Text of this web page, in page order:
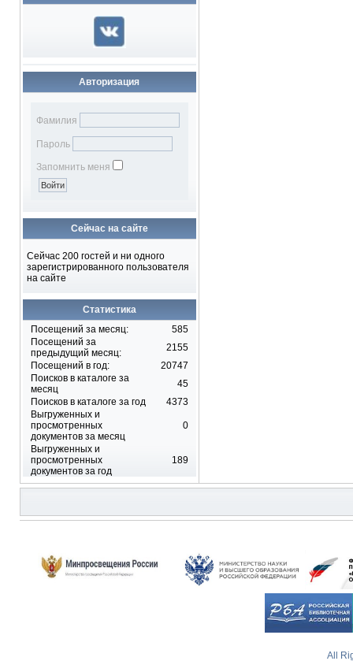
Авторизация
Фамилия
Пароль
Запомнить меня
Сейчас на сайте
Сейчас 200 гостей и ни одного
зарегистрированного пользователя
на сайте
Статистика
Посещений за месяц:
585
Посещений за
предыдущий месяц:
2155
Посещений в год:
20747
Поисков в каталоге за
месяц
45
Поисков в каталоге за год
4373
Выгруженных и
просмотренных
документов за месяц
0
Выгруженных и
просмотренных
документов за год
189
All